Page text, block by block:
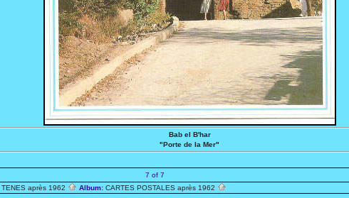
Bab el B'har
"Porte de la Mer"
7 of 7
TENES après 1962 Album: CARTES POSTALES après 1962